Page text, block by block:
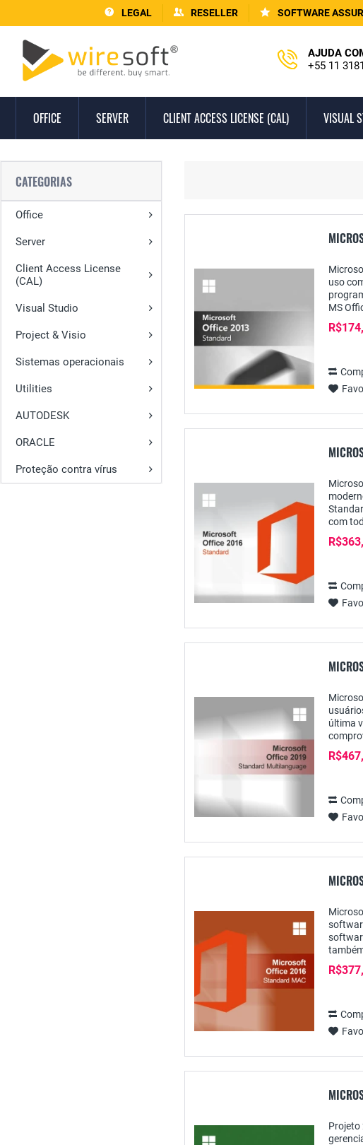
LEGAL RESELLER SOFTWARE
AJUDA
+55 11
OFFICE SERVER CLIENT ACCESS LICENSE (CAL) VISUAL
CATEGORIAS
Office
Server
Client Access License
(CAL)
Visual Studio
Project & Visio
Sistemas operacionais
Utilities
AUTODESK
ORACLE
Proteção contra vírus
uso
MS
um
com
última
sua...
Excel,...
Projeto